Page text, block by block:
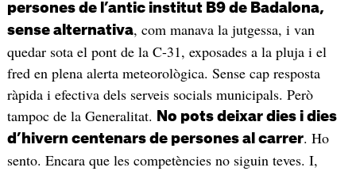
persones de l’antic institut B9 de Badalona,
sense alternativa, com manava la jutgessa, i van
quedar sota el pont de la C-31, exposades a la pluja i el
fred en plena alerta meteorològica. Sense cap resposta
ràpida i efectiva dels serveis socials municipals. Però
tampoc de la Generalitat.
No pots deixar dies i dies
d’hivern centenars de persones al carrer. Ho
sento. Encara que les competències no siguin teves. I,